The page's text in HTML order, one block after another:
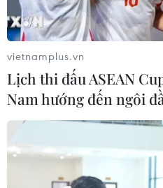
vietnamplus.vn
Lịch thi đấu ASEAN
Nam hướng đến ngôi